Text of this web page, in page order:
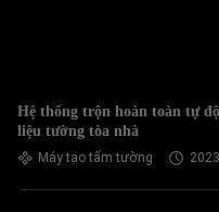
Hệ thống trộn hoàn toàn tự
liệu tường tòa nhà
Máy tạo tấm tường